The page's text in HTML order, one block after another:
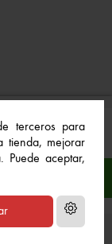
terceros para
tienda, mejorar
Puede aceptar,
derechos